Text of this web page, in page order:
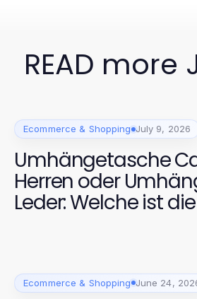
READ more
Ecommerce & Shopping July 9, 2026
Umhängetasche
Herren oder
Leder: Welche ist
Ecommerce & Shopping June 24,